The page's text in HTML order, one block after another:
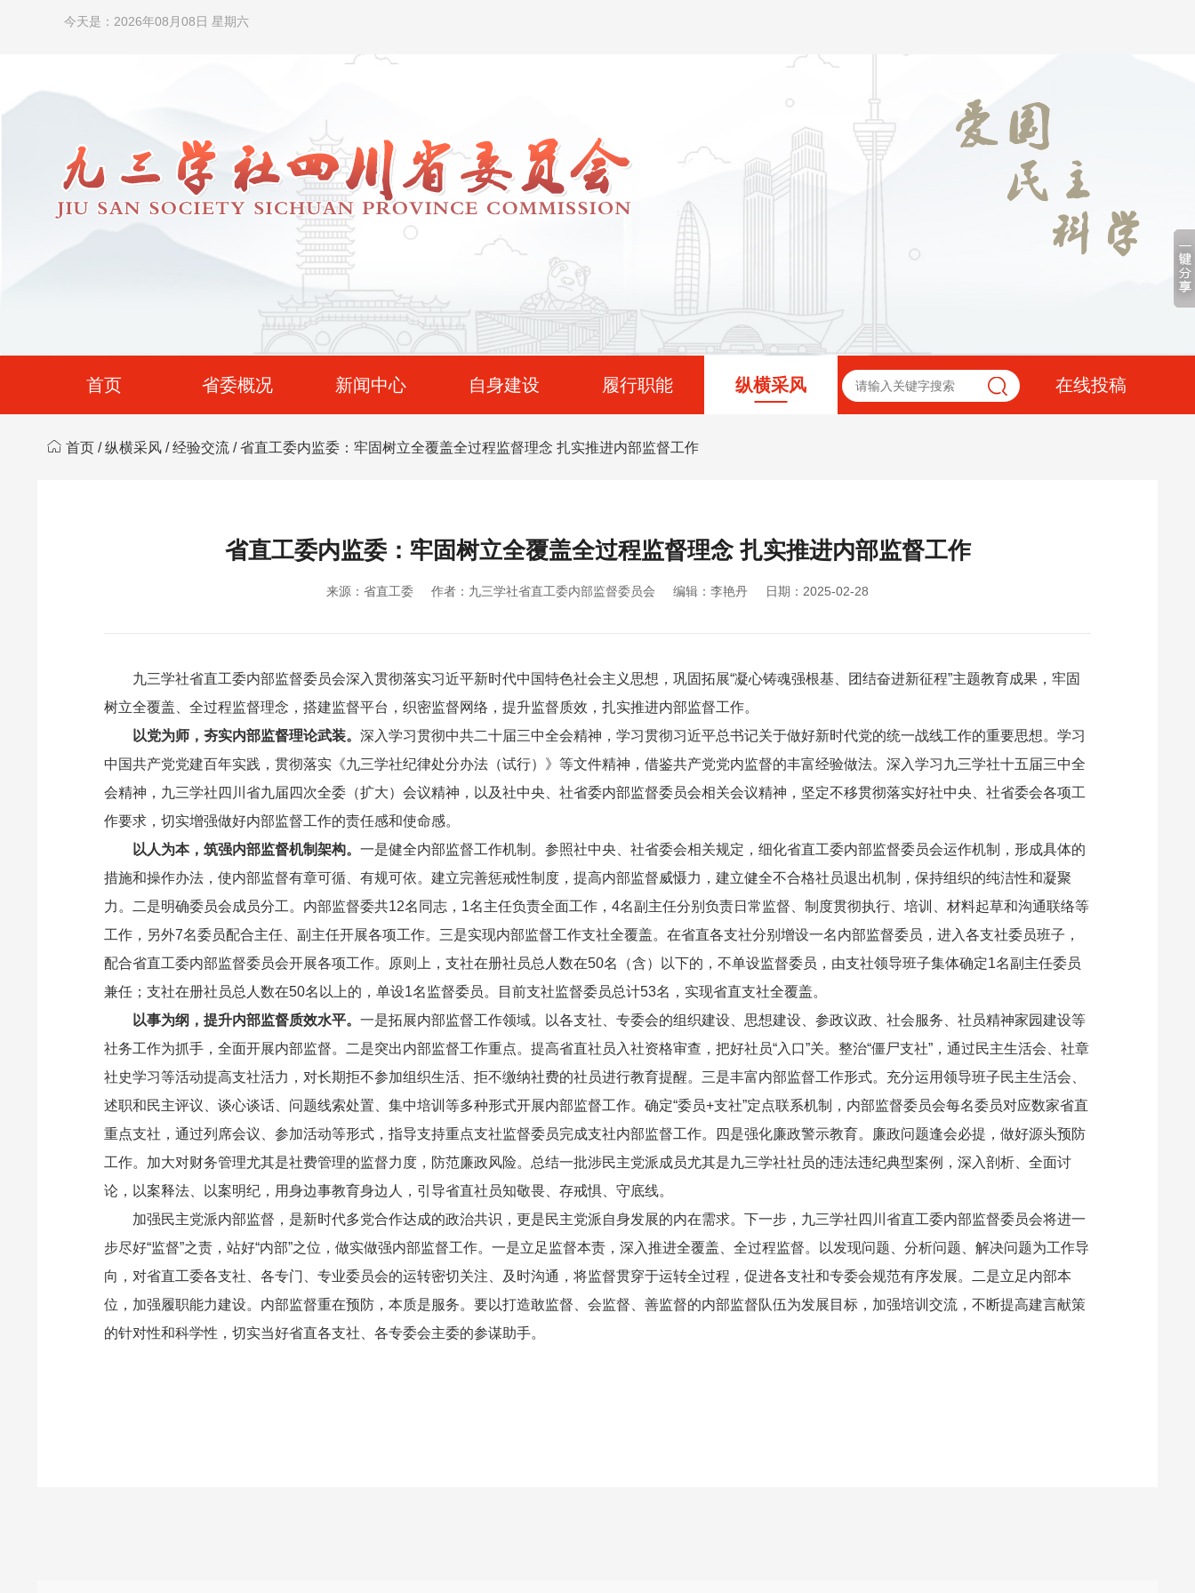
今天是：2026年08月08日 星期六
首页 省委概况 新闻中心 自身建设 履行职能 纵横采风 在线投稿
首页 /纵横采风 /经验交流 / 省直工委内监委：牢固树立全覆盖全过程监督理念 扎实推进内部监督工作
省直工委内监委：牢固树立全覆盖全过程监督理念 扎实推进内部监督工作
来源：省直工委 作者：九三学社省直工委内部监督委员会 编辑：李艳丹 日期：2025-02-28
九三学社省直工委内部监督委员会深入贯彻落实习近平新时代中国特色社会主义思想，巩固拓展“凝心铸魂强根基、团结奋进新征程”主题教育成果，牢固
树立全覆盖、全过程监督理念，搭建监督平台，织密监督网络，提升监督质效，扎实推进内部监督工作。
以党为师，夯实内部监督理论武装。 深入学习贯彻中共二十届三中全会精神，学习贯彻习近平总书记关于做好新时代党的统一战线工作的重要思想。学习
中国共产党党建百年实践，贯彻落实《九三学社纪律处分办法（试行）》等文件精神，借鉴共产党党内监督的丰富经验做法。深入学习九三学社十五届三中全
会精神，九三学社四川省九届四次全委（扩大）会议精神，以及社中央、社省委内部监督委员会相关会议精神，坚定不移贯彻落实好社中央、社省委会各项工
作要求，切实增强做好内部监督工作的责任感和使命感。
以人为本，筑强内部监督机制架构。 一是健全内部监督工作机制。参照社中央、社省委会相关规定，细化省直工委内部监督委员会运作机制，形成具体的
措施和操作办法，使内部监督有章可循、有规可依。建立完善惩戒性制度，提高内部监督威慑力，建立健全不合格社员退出机制，保持组织的纯洁性和凝聚
力。二是明确委员会成员分工。内部监督委共12名同志，1名主任负责全面工作，4名副主任分别负责日常监督、制度贯彻执行、培训、材料起草和沟通联络等
工作，另外7名委员配合主任、副主任开展各项工作。三是实现内部监督工作支社全覆盖。在省直各支社分别增设一名内部监督委员，进入各支社委员班子，
配合省直工委内部监督委员会开展各项工作。原则上，支社在册社员总人数在50名（含）以下的，不单设监督委员，由支社领导班子集体确定1名副主任委员
兼任；支社在册社员总人数在50名以上的，单设1名监督委员。目前支社监督委员总计53名，实现省直支社全覆盖。
以事为纲，提升内部监督质效水平。 一是拓展内部监督工作领域。以各支社、专委会的组织建设、思想建设、参政议政、社会服务、社员精神家园建设等
社务工作为抓手，全面开展内部监督。二是突出内部监督工作重点。提高省直社员入社资格审查，把好社员“入口”关。整治“僵尸支社”，通过民主生活会、社章
社史学习等活动提高支社活力，对长期拒不参加组织生活、拒不缴纳社费的社员进行教育提醒。三是丰富内部监督工作形式。充分运用领导班子民主生活会、
述职和民主评议、谈心谈话、问题线索处置、集中培训等多种形式开展内部监督工作。确定“委员+支社”定点联系机制，内部监督委员会每名委员对应数家省直
重点支社，通过列席会议、参加活动等形式，指导支持重点支社监督委员完成支社内部监督工作。四是强化廉政警示教育。廉政问题逢会必提，做好源头预防
工作。加大对财务管理尤其是社费管理的监督力度，防范廉政风险。总结一批涉民主党派成员尤其是九三学社社员的违法违纪典型案例，深入剖析、全面讨
论，以案释法、以案明纪，用身边事教育身边人，引导省直社员知敬畏、存戒惧、守底线。
加强民主党派内部监督，是新时代多党合作达成的政治共识，更是民主党派自身发展的内在需求。下一步，九三学社四川省直工委内部监督委员会将进一
步尽好“监督”之责，站好“内部”之位，做实做强内部监督工作。一是立足监督本责，深入推进全覆盖、全过程监督。以发现问题、分析问题、解决问题为工作导
向，对省直工委各支社、各专门、专业委员会的运转密切关注、及时沟通，将监督贯穿于运转全过程，促进各支社和专委会规范有序发展。二是立足内部本
位，加强履职能力建设。内部监督重在预防，本质是服务。要以打造敢监督、会监督、善监督的内部监督队伍为发展目标，加强培训交流，不断提高建言献策
的针对性和科学性，切实当好省直各支社、各专委会主委的参谋助手。